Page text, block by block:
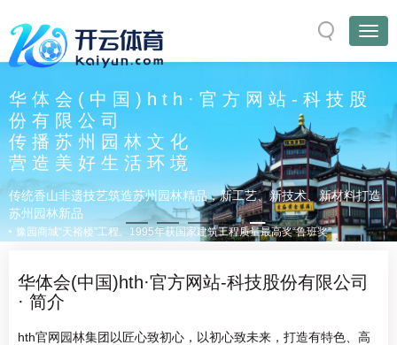
华体会(中国)hth·官方网站-科技股
份有限公司
传播苏州园林文化
营造美好生活环境
传统香山非遗技艺筑造苏州园林精品，新工艺、新技术、新材料打造
苏州园林新品
豫园商城“天裕楼”工程。1995年获国家建筑工程质量最高奖“鲁班奖”。
华体会(中国)hth·官方网站-科技股份有限公司
· 简介
hth官网园林集团以匠心致初心，以初心致未来，打造有特色、高